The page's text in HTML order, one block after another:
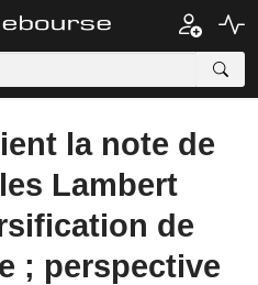
la note de
Lambert
de
; perspective